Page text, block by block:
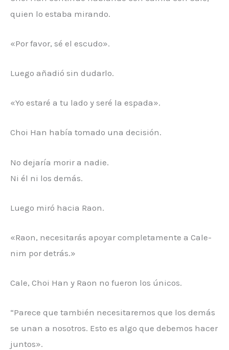
quien lo estaba mirando.
«Por favor, sé el escudo».
Luego añadió sin dudarlo.
«Yo estaré a tu lado y seré la espada».
Choi Han había tomado una decisión.
No dejaría morir a nadie.
Ni él ni los demás.
Luego miró hacia Raon.
«Raon, necesitarás apoyar completamente a Cale-
nim por detrás.»
Cale, Choi Han y Raon no fueron los únicos.
“Parece que también necesitaremos que los demás
se unan a nosotros. Esto es algo que debemos hacer
juntos».